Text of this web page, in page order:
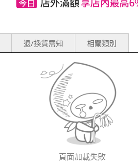
退/換貨需知 相關類別
頁面加載失敗